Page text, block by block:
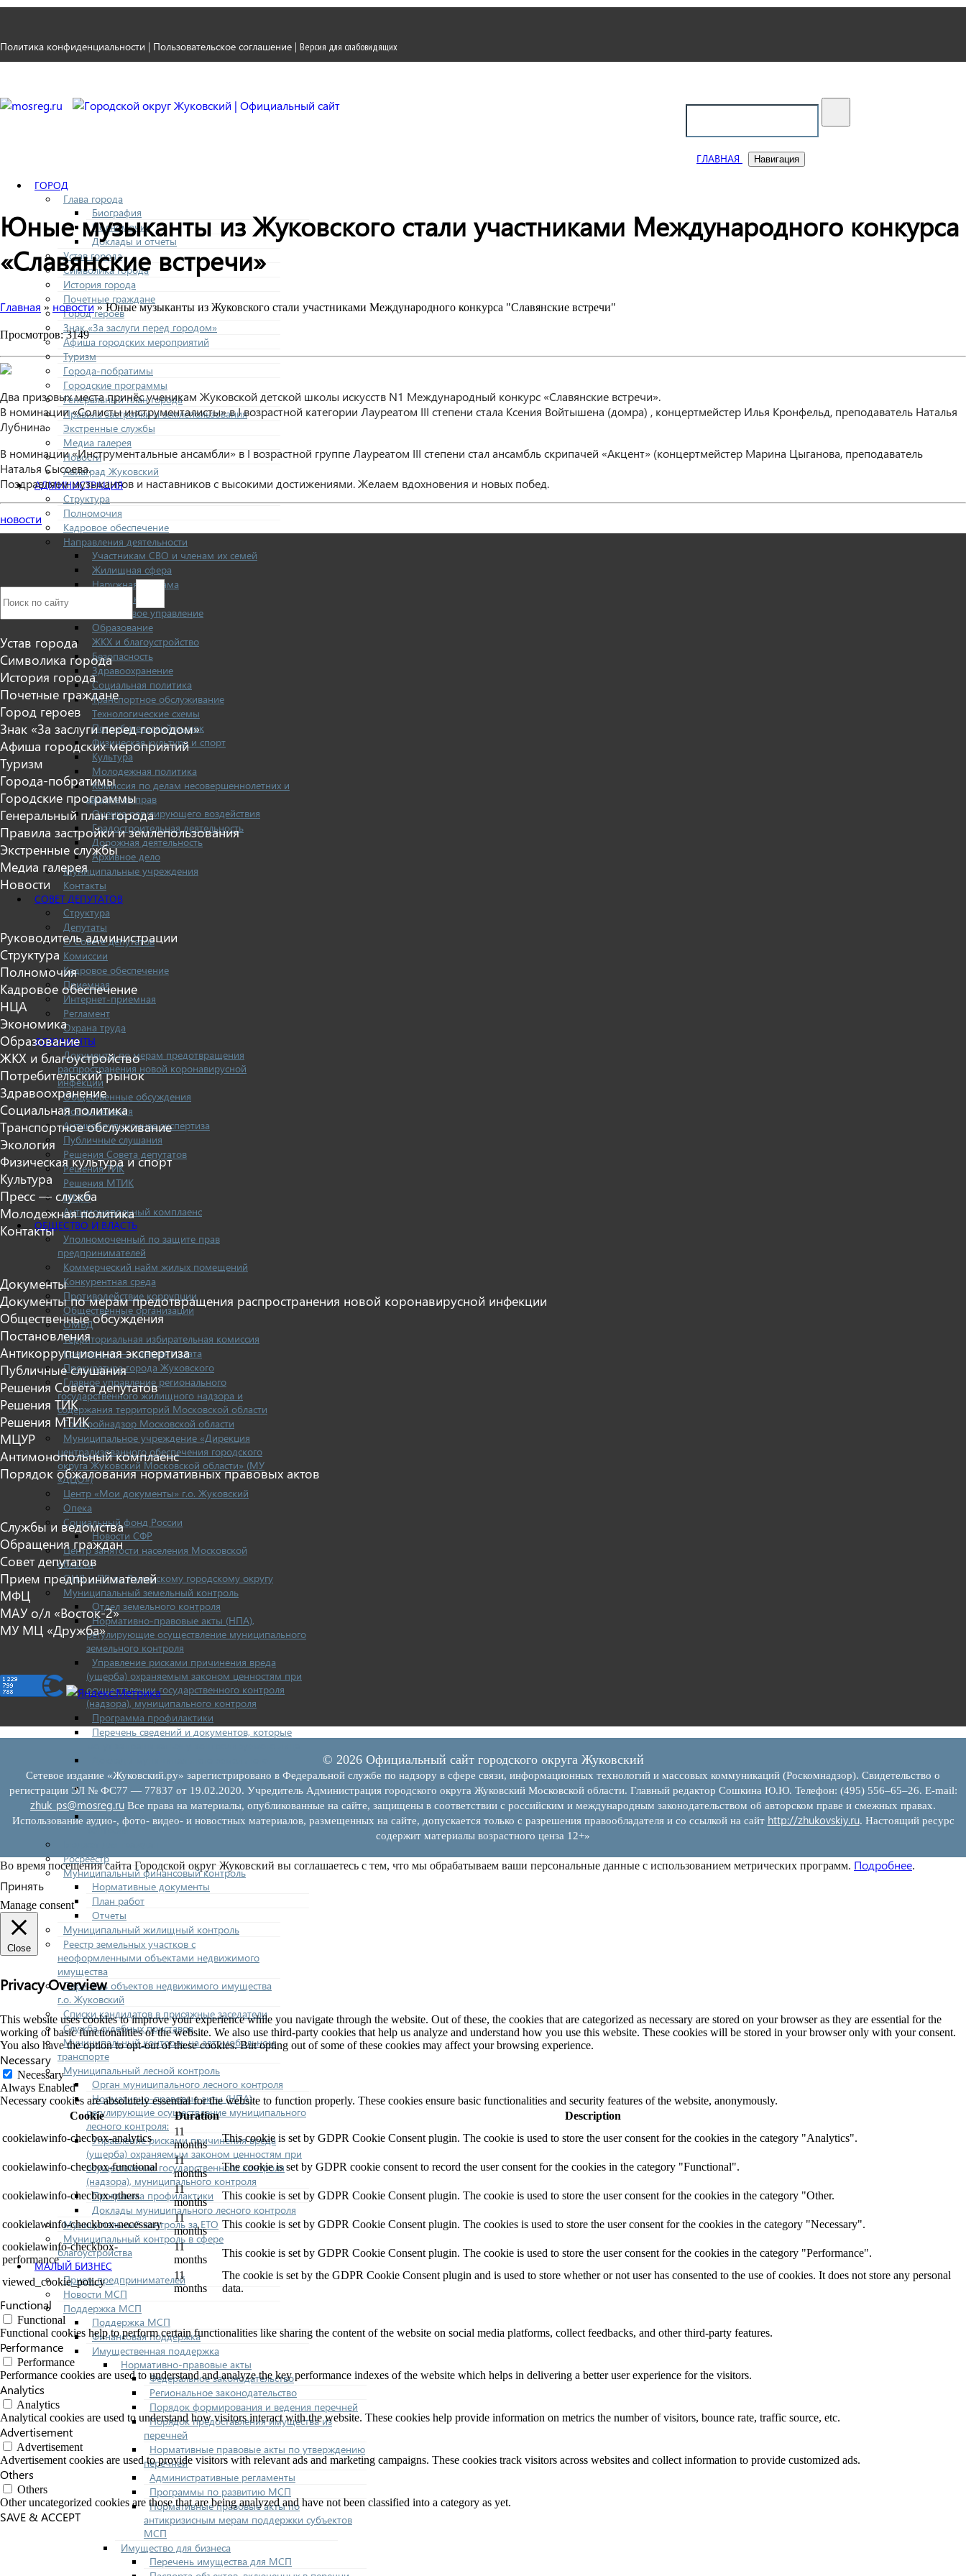
Политика конфиденциальности | Пользовательское соглашение | Версия для слабовидящих
ГЛАВНАЯ Навигация
ГОРОД
Глава города
Биография
Полномочия
Доклады и отчеты
Устав города
Символика города
История города
Почетные граждане
Город героев
Знак «За заслуги перед городом»
Афиша городских мероприятий
Туризм
Города-побратимы
Городские программы
Генеральный план города
Правила застройки и землепользования
Экстренные службы
Медиа галерея
Новости
Авиаград Жуковский
АДМИНИСТРАЦИЯ
Структура
Полномочия
Кадровое обеспечение
Направления деятельности
Участникам СВО и членам их семей
Жилищная сфера
Наружная реклама
Экономика
Финансовое управление
Образование
ЖКХ и благоустройство
Безопасность
Здравоохранение
Социальная политика
Транспортное обслуживание
Технологические схемы
Потребительский рынок
Физическая культура и спорт
Культура
Молодежная политика
Комиссия по делам несовершеннолетних и
защите их прав
Оценка регулирующего воздействия
Градостроительная деятельность
Дорожная деятельность
Архивное дело
Муниципальные учреждения
Контакты
СОВЕТ ДЕПУТАТОВ
Структура
Депутаты
О Совете депутатов
Комиссии
Кадровое обеспечение
Приемная
Интернет-приемная
Регламент
Охрана труда
ДОКУМЕНТЫ
Документы по мерам предотвращения
распространения новой коронавирусной
инфекции
Общественные обсуждения
Постановления
Антикоррупционная экспертиза
Публичные слушания
Решения Совета депутатов
Решения ТИК
Решения МТИК
МЦУР
Антимонопольный комплаенс
ОБЩЕСТВО И ВЛАСТЬ
Уполномоченный по защите прав
предпринимателей
Коммерческий найм жилых помещений
Конкурентная среда
Противодействие коррупции
Общественные организации
ОМВД
Территориальная избирательная комиссия
Контрольно — счетная палата
Прокуратура города Жуковского
Главное управление регионального
государственного жилищного надзора и
содержания территорий Московской области
Госстройнадзор Московской области
Муниципальное учреждение «Дирекция
централизованного обеспечения городского
округа Жуковский Московской области» (МУ
«ДЦО»)
Центр «Мои документы» г.о. Жуковский
Опека
Социальный фонд России
Новости СФР
Центр занятости населения Московской
области
ОНД и ПР по Раменскому городскому округу
Муниципальный земельный контроль
Отдел земельного контроля
Нормативно-правовые акты (НПА),
регулирующие осуществление муниципального
земельного контроля
Управление рисками причинения вреда
(ущерба) охраняемым законом ценностям при
осуществлении государственного контроля
(надзора), муниципального контроля
Программа профилактики
Перечень сведений и документов, которые
контроля
Проекты нормативно-правовых актов отдела
земельного контроля
Иные сведения о работе отдела земельного
контроля
Росреестр
Муниципальный финансовый контроль
Нормативные документы
План работ
Отчеты
Муниципальный жилищный контроль
Реестр земельных участков с
неоформленными объектами недвижимого
имущества
Перечень объектов недвижимого имущества
г.о. Жуковский
Списки кандидатов в присяжные заседатели
Служба судебных приставов
Муниципальный контроль на автомобильном
транспорте
Муниципальный лесной контроль
Орган муниципального лесного контроля
Нормативно-правовые акты (НПА),
регулирующие осуществление муниципального
лесного контроля:
Управление рисками причинения вреда
(ущерба) охраняемым законом ценностям при
осуществлении государственного контроля
(надзора), муниципального контроля
Программа профилактики
Доклады муниципального лесного контроля
Муниципальный контроль за ЕТО
Муниципальный контроль в сфере
благоустройства
МАЛЫЙ БИЗНЕС
Прием предпринимателей
Новости МСП
Поддержка МСП
Поддержка МСП
Финансовая поддержка
Имущественная поддержка
Нормативно-правовые акты
Федеральное законодательство
Региональное законодательство
Порядок формирования и ведения перечней
Порядок предоставления имущества из
перечней
Нормативные правовые акты по утверждению
перечней
Административные регламенты
Программы по развитию МСП
Нормативные правовые акты по
антикризисным мерам поддержки субъектов
МСП
Имущество для бизнеса
Перечень имущества для МСП
Юные музыканты из Жуковского стали участниками Международного конкурса
«Славянские встречи»
Главная » новости» Юные музыканты из Жуковского стали участниками Международного конкурса "Славянские встречи"
Просмотров: 3149
Два призовых места принёс ученикам Жуковской детской школы искусств N1 Международный конкурс «Славянские встречи».
В номинации «Солисты инструменталисты» в I возрастной категории Лауреатом III степени стала Ксения Войтышена (домра) , концертмейстер Илья Кронфельд, преподаватель Наталья
Лубнина.
В номинации «Инструментальные ансамбли» в I возрастной группе Лауреатом III степени стал ансамбль скрипачей «Акцент» (концертмейстер Марина Цыганова, преподаватель
Наталья Сысоева.
Поздравляем музыкантов и наставников с высокими достижениями. Желаем вдохновения и новых побед.
новости
Устав города
Символика города
История города
Почетные граждане
Город героев
Знак «За заслуги перед городом»
Афиша городских мероприятий
Туризм
Города-побратимы
Городские программы
Генеральный план города
Правила застройки и землепользования
Экстренные службы
Медиа галерея
Новости
Руководитель администрации
Структура
Полномочия
Кадровое обеспечение
НЦА
Экономика
Образование
ЖКХ и благоустройство
Потребительский рынок
Здравоохранение
Социальная политика
Транспортное обслуживание
Экология
Физическая культура и спорт
Культура
Пресс — служба
Молодежная политика
Контакты
Документы
Документы по мерам предотвращения распространения новой коронавирусной инфекции
Общественные обсуждения
Постановления
Антикоррупционная экспертиза
Публичные слушания
Решения Совета депутатов
Решения ТИК
Решения МТИК
МЦУР
Антимонопольный комплаенс
Порядок обжалования нормативных правовых актов
Службы и ведомства
Обращения граждан
Совет депутатов
Прием предпринимателей
МФЦ
МАУ о/л «Восток-2»
МУ МЦ «Дружба»
© 2026 Официальный сайт городского округа Жуковский
Сетевое издание «Жуковский.ру» зарегистрировано в Федеральной службе по надзору в сфере связи, информационных технологий и массовых коммуникаций (Роскомнадзор). Свидетельство о
регистрации ЭЛ № ФС77 — 77837 от 19.02.2020. Учредитель Администрация городского округа Жуковский Московской области. Главный редактор Сошкина Ю.Ю. Телефон: (495) 556–65–26. E‑mail:
zhuk_ps@mosreg.ru Все права на материалы, опубликованные на сайте, защищены в соответствии с российским и международным законодательством об авторском праве и смежных правах.
Использование аудио-, фото- видео- и новостных материалов, размещенных на сайте, допускается только с разрешения правообладателя и со ссылкой на сайт http://zhukovskiy.ru. Настоящий ресурс
содержит материалы возрастного ценза 12+»
Во время посещения сайта Городской округ Жуковский вы соглашаетесь с тем, что мы обрабатываем ваши персональные данные с использованием метрических программ. Подробнее.
Принять
Manage consent
Close
Privacy Overview
This website uses cookies to improve your experience while you navigate through the website. Out of these, the cookies that are categorized as necessary are stored on your browser as they are essential for the
working of basic functionalities of the website. We also use third-party cookies that help us analyze and understand how you use this website. These cookies will be stored in your browser only with your consent.
You also have the option to opt-out of these cookies. But opting out of some of these cookies may affect your browsing experience.
Necessary
Necessary
Always Enabled
Necessary cookies are absolutely essential for the website to function properly. These cookies ensure basic functionalities and security features of the website, anonymously.
Cookie
Duration
Description
cookielawinfo-checbox-analytics
11
months
This cookie is set by GDPR Cookie Consent plugin. The cookie is used to store the user consent for the cookies in the category "Analytics".
cookielawinfo-checbox-functional
11
months
The cookie is set by GDPR cookie consent to record the user consent for the cookies in the category "Functional".
cookielawinfo-checbox-others
11
months
This cookie is set by GDPR Cookie Consent plugin. The cookie is used to store the user consent for the cookies in the category "Other.
cookielawinfo-checkbox-necessary
11
months
This cookie is set by GDPR Cookie Consent plugin. The cookies is used to store the user consent for the cookies in the category "Necessary".
cookielawinfo-checkbox-
performance
11
months
This cookie is set by GDPR Cookie Consent plugin. The cookie is used to store the user consent for the cookies in the category "Performance".
viewed_cookie_policy
11
months
The cookie is set by the GDPR Cookie Consent plugin and is used to store whether or not user has consented to the use of cookies. It does not store any personal
data.
Functional
Functional
Functional cookies help to perform certain functionalities like sharing the content of the website on social media platforms, collect feedbacks, and other third-party features.
Performance
Performance
Performance cookies are used to understand and analyze the key performance indexes of the website which helps in delivering a better user experience for the visitors.
Analytics
Analytics
Analytical cookies are used to understand how visitors interact with the website. These cookies help provide information on metrics the number of visitors, bounce rate, traffic source, etc.
Advertisement
Advertisement
Advertisement cookies are used to provide visitors with relevant ads and marketing campaigns. These cookies track visitors across websites and collect information to provide customized ads.
Others
Others
Other uncategorized cookies are those that are being analyzed and have not been classified into a category as yet.
SAVE & ACCEPT